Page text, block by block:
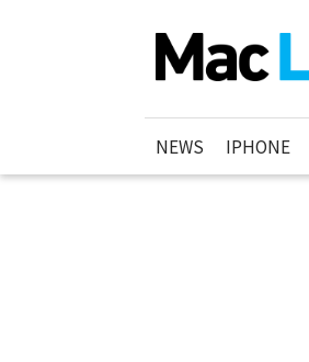
NEWS IPHONE